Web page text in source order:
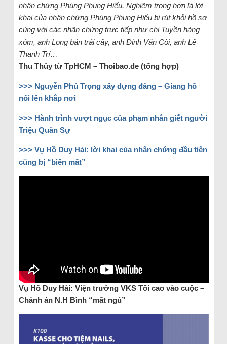
nhân chứng Phùng Phụng Hiếu. Nghiêm trọng hơn là lời
khai của nhân chứng Phùng Phụng Hiếu bị rút khỏi hồ sơ
cùng với các nhân chứng trực tiếp như chị Tuyền hàng
xóm, anh Long bán trái cây, anh Đinh Văn Còi, anh Lê
Thanh Trí…
Thu Thủy từ TpHCM – Thoibao.de (tổng hợp)
>>> Nguyễn Phú Trọng xây dựng đảng – Giang hồ
nổi lên khắp nơi
>>> Hành trình vượt ngục của phạm nhân giết người
Triệu Quân Sự
>>> Vụ Hồ Duy Hải: lời khai của nhân chứng đầu tiên
cũng bị “biến mất”
Vụ Hồ Duy Hải: Viện trưởng VKS Tối cao vào cuộc –
Chánh án N.H Bình “mất ngủ”